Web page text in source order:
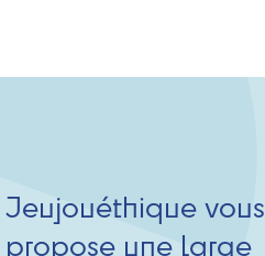
Jeujouéthique vous
propose une large